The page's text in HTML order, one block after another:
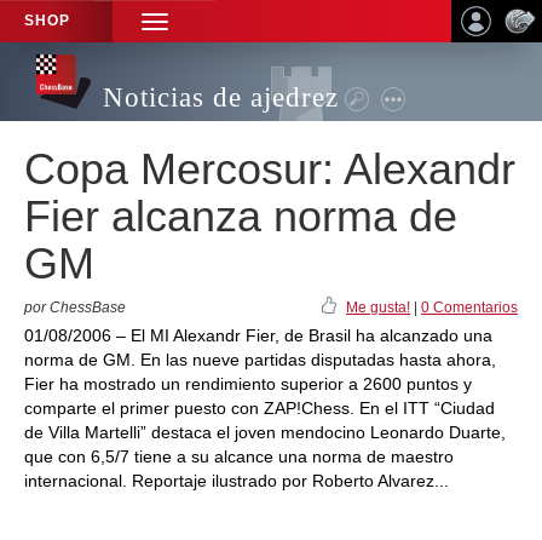
SHOP
TOGGLE
NAVIGATION
Noticias de ajedrez
Copa Mercosur: Alexandr
Fier alcanza norma de
GM
por ChessBase Me gusta! 0 Comentarios
01/08/2006 – El MI Alexandr Fier, de Brasil ha alcanzado una
norma de GM. En las nueve partidas disputadas hasta ahora,
Fier ha mostrado un rendimiento superior a 2600 puntos y
comparte el primer puesto con ZAP!Chess. En el ITT “Ciudad
de Villa Martelli” destaca el joven mendocino Leonardo Duarte,
que con 6,5/7 tiene a su alcance una norma de maestro
internacional. Reportaje ilustrado por Roberto Alvarez...